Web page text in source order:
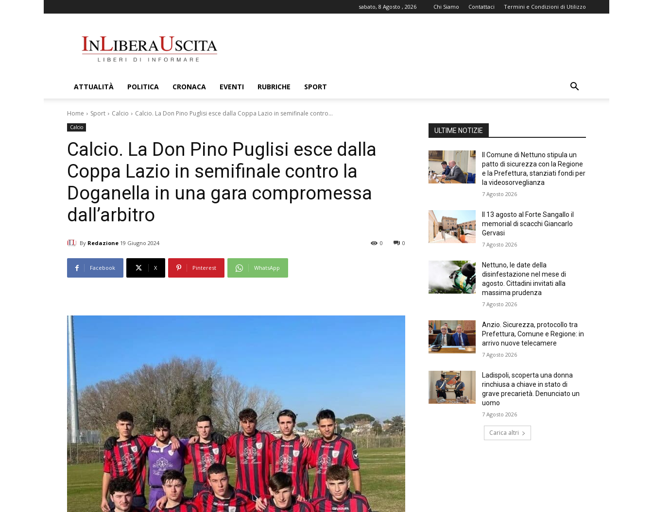
sabato, 8 Agosto , 2026 Chi Siamo Contattaci Termini e Condizioni di Utilizzo
ATTUALITÀ POLITICA CRONACA EVENTI RUBRICHE SPORT
Home Sport Calcio Calcio. La Don Pino Puglisi esce dalla Coppa Lazio in semifinale contro...
Calcio
Calcio. La Don Pino Puglisi esce dalla
Coppa Lazio in semifinale contro la
Doganella in una gara compromessa
dall’arbitro
By Redazione 19 Giugno 2024 0
0
Facebook X Pinterest WhatsApp
ULTIME NOTIZIE
Il Comune di Nettuno stipula un
patto di sicurezza con la Regione
e la Prefettura, stanziati fondi per
la videosorveglianza
7 Agosto 2026
Il 13 agosto al Forte Sangallo il
memorial di scacchi Giancarlo
Gervasi
7 Agosto 2026
Nettuno, le date della
disinfestazione nel mese di
agosto. Cittadini invitati alla
massima prudenza
7 Agosto 2026
Anzio. Sicurezza, protocollo tra
Prefettura, Comune e Regione: in
arrivo nuove telecamere
7 Agosto 2026
Ladispoli, scoperta una donna
rinchiusa a chiave in stato di
grave precarietà. Denunciato un
uomo
7 Agosto 2026
Carica altri